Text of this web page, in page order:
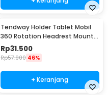
Tendway Holder Tablet Mobil
360 Rotation Headrest Mount
8-11 Inch - SBT-1104
Rp31.500
Rp57.900 46%
+ Keranjang